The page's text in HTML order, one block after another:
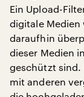
Ein Upload-
digitale Medien
daraufhin
dieser Medien
geschützt sind.
mit anderen